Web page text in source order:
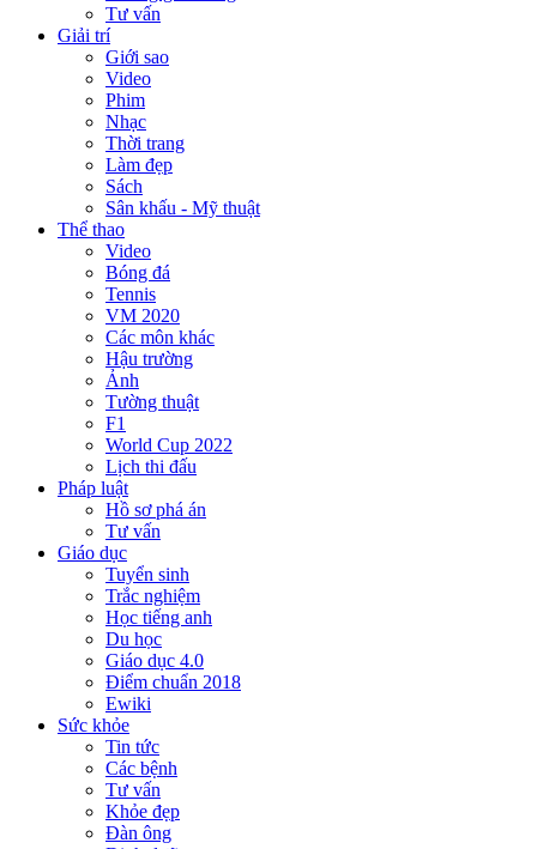
Tư vấn
Giải trí
Giới sao
Video
Phim
Nhạc
Thời trang
Làm đẹp
Sách
Sân khấu - Mỹ thuật
Thể thao
Video
Bóng đá
Tennis
VM 2020
Các môn khác
Hậu trường
Ảnh
Tường thuật
F1
World Cup 2022
Lịch thi đấu
Pháp luật
Hồ sơ phá án
Tư vấn
Giáo dục
Tuyển sinh
Trắc nghiệm
Học tiếng anh
Du học
Giáo dục 4.0
Điểm chuẩn 2018
Ewiki
Sức khỏe
Tin tức
Các bệnh
Tư vấn
Khỏe đẹp
Đàn ông